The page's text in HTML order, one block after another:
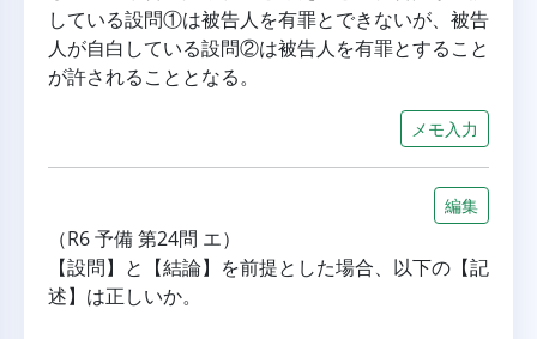
している設問①は被告人を有罪とできないが、被告
人が自白している設問②は被告人を有罪とすること
が許されることとなる。
メモ入力
編集
（R6 予備 第24問 エ）
【設問】と【結論】を前提とした場合、以下の【記
述】は正しいか。